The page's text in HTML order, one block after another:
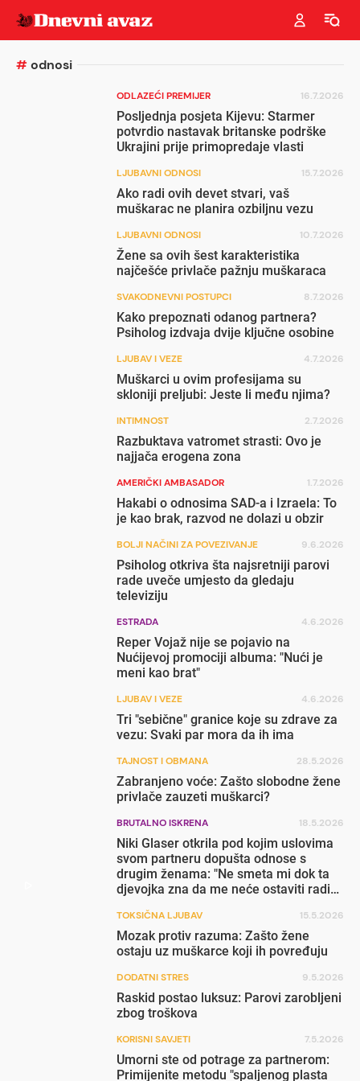
#odnosi
ODLAZEĆI PREMIJER 16.7.2026
Posljednja posjeta Kijevu: Starmer
potvrdio nastavak britanske podrške
Ukrajini prije primopredaje vlasti
LJUBAVNI ODNOSI 15.7.2026
Ako radi ovih devet stvari, vaš
muškarac ne planira ozbiljnu vezu
LJUBAVNI ODNOSI 10.7.2026
Žene sa ovih šest karakteristika
najčešće privlače pažnju muškaraca
SVAKODNEVNI POSTUPCI 8.7.2026
Kako prepoznati odanog partnera?
Psiholog izdvaja dvije ključne osobine
LJUBAV I VEZE 4.7.2026
Muškarci u ovim profesijama su
skloniji preljubi: Jeste li među njima?
INTIMNOST 2.7.2026
Razbuktava vatromet strasti: Ovo je
najjača erogena zona
AMERIČKI AMBASADOR 1.7.2026
Hakabi o odnosima SAD-a i Izraela: To
je kao brak, razvod ne dolazi u obzir
BOLJI NAČINI ZA POVEZIVANJE 9.6.2026
Psiholog otkriva šta najsretniji parovi
rade uveče umjesto da gledaju
televiziju
ESTRADA 4.6.2026
Reper Vojaž nije se pojavio na
Nućijevoj promociji albuma: "Nući je
meni kao brat"
LJUBAV I VEZE 4.6.2026
Tri "sebične" granice koje su zdrave za
vezu: Svaki par mora da ih ima
TAJNOST I OBMANA 28.5.2026
Zabranjeno voće: Zašto slobodne žene
privlače zauzeti muškarci?
BRUTALNO ISKRENA 18.5.2026
Niki Glaser otkrila pod kojim uslovima
svom partneru dopušta odnose s
drugim ženama: "Ne smeta mi dok ta
djevojka zna da me neće ostaviti radi
TOKSIČNA LJUBAV 15.5.2026
Mozak protiv razuma: Zašto žene
ostaju uz muškarce koji ih povređuju
DODATNI STRES 9.5.2026
Raskid postao luksuz: Parovi zarobljeni
zbog troškova
KORISNI SAVJETI 7.5.2026
Umorni ste od potrage za partnerom:
Primijenite metodu "spaljenog plasta